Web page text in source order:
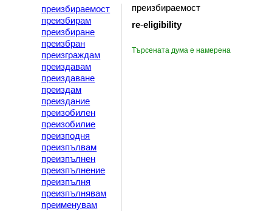
преизбираемост
преизбирам
преизбиране
преизбран
преизграждам
преиздавам
преиздаване
преиздам
преиздание
преизобилен
преизобилие
преизподня
преизпълвам
преизпълнен
преизпълнение
преизпълня
преизпълнявам
преименувам
преизбираемост
re-eligibility
Търсената дума е намерена